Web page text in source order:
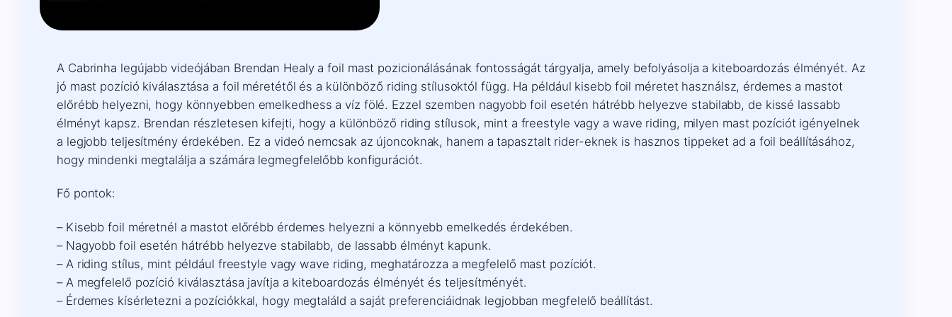
A Cabrinha legújabb videójában Brendan Healy a foil mast pozicionálásának fontosságát tárgyalja, amely befolyásolja a kiteboardozás élményét. Az
jó mast pozíció kiválasztása a foil méretétől és a különböző riding stílusoktól függ. Ha például kisebb foil méretet használsz, érdemes a mastot
előrébb helyezni, hogy könnyebben emelkedhess a víz fölé. Ezzel szemben nagyobb foil esetén hátrébb helyezve stabilabb, de kissé lassabb
élményt kapsz. Brendan részletesen kifejti, hogy a különböző riding stílusok, mint a freestyle vagy a wave riding, milyen mast pozíciót igényelnek
a legjobb teljesítmény érdekében. Ez a videó nemcsak az újoncoknak, hanem a tapasztalt rider-eknek is hasznos tippeket ad a foil beállításához,
hogy mindenki megtalálja a számára legmegfelelőbb konfigurációt.
Fő pontok:
– Kisebb foil méretnél a mastot előrébb érdemes helyezni a könnyebb emelkedés érdekében.
– Nagyobb foil esetén hátrébb helyezve stabilabb, de lassabb élményt kapunk.
– A riding stílus, mint például freestyle vagy wave riding, meghatározza a megfelelő mast pozíciót.
– A megfelelő pozíció kiválasztása javítja a kiteboardozás élményét és teljesítményét.
– Érdemes kísérletezni a pozíciókkal, hogy megtaláld a saját preferenciáidnak legjobban megfelelő beállítást.